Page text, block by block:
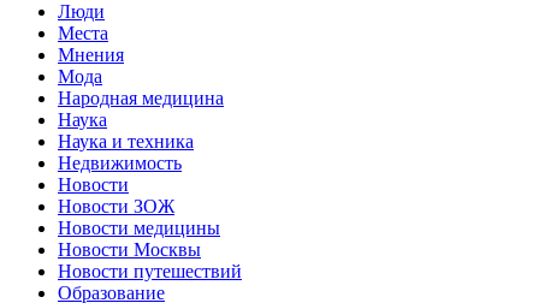
Люди
Места
Мнения
Мода
Народная медицина
Наука
Наука и техника
Недвижимость
Новости
Новости ЗОЖ
Новости медицины
Новости Москвы
Новости путешествий
Образование